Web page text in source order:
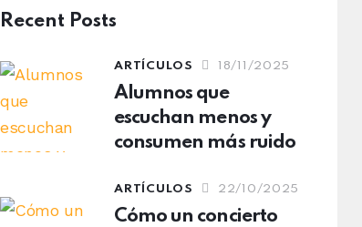
Recent Posts
ARTÍCULOS 18/11/2025
Alumnos que
escuchan menos y
consumen más ruido
ARTÍCULOS 22/10/2025
Cómo un concierto